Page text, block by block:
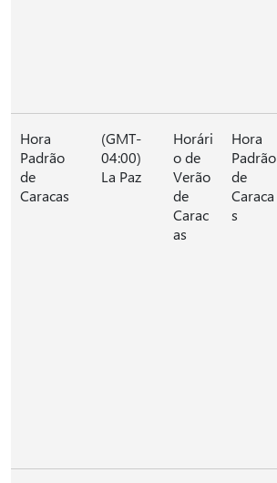
Hora
Padrão
de
Caracas
(GMT-
04:00)
La Paz
Horári
o de
Verão
de
Carac
as
Hora
Padrão
de
Caraca
s